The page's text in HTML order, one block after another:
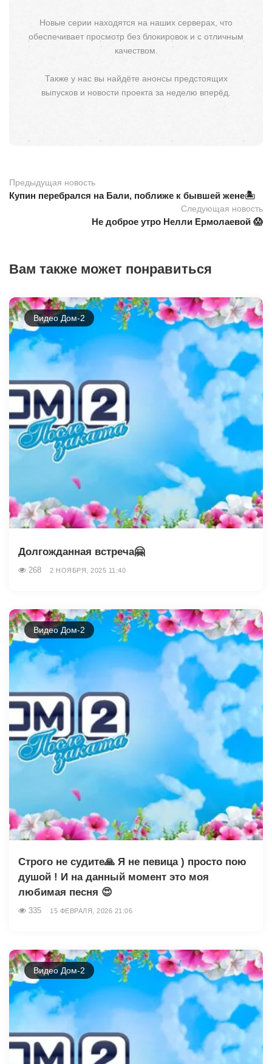
Новые серии находятся на наших серверах, что
обеспечивает просмотр без блокировок и с отличным
качеством.
Также у нас вы найдёте анонсы предстоящих
выпусков и новости проекта за неделю вперёд.
Предыдущая новость
Купин перебрался на Бали, поближе к бывшей жене🏝
Следующая новость
Не доброе утро Нелли Ермолаевой 😱
Вам также может понравиться
Видео Дом-2
Долгожданная встреча🤗
268 2 НОЯБРЯ, 2025 11:40
Видео Дом-2
Строго не судите🙏 Я не певица ) просто пою
душой ! И на данный момент это моя
любимая песня 😍
335 15 ФЕВРАЛЯ, 2026 21:06
Видео Дом-2